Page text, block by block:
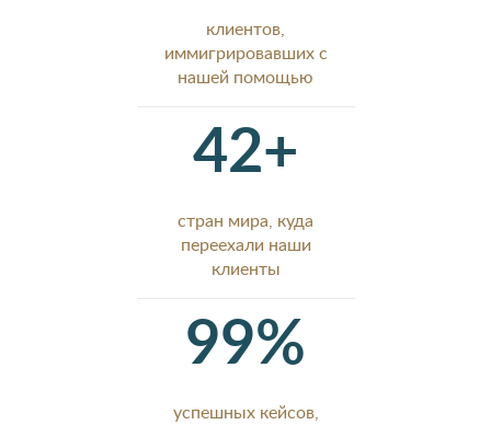
клиентов,
иммигрировавших с
нашей помощью
42+
стран мира, куда
переехали наши
клиенты
99%
успешных кейсов,